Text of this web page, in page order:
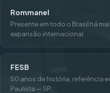
Rommanel
Presente em todo o Brasil há
expansão internacional.
FESB
50 anos de história, referência
Paulista — SP.